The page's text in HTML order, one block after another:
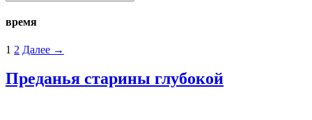
время
1 2 Далее →
Преданья старины глубокой